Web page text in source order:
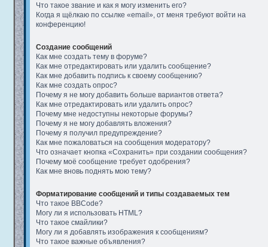
Что такое звание и как я могу изменить его?
Когда я щёлкаю по ссылке «email», от меня требуют войти на
конференцию!
Создание сообщений
Как мне создать тему в форуме?
Как мне отредактировать или удалить сообщение?
Как мне добавить подпись к своему сообщению?
Как мне создать опрос?
Почему я не могу добавить больше вариантов ответа?
Как мне отредактировать или удалить опрос?
Почему мне недоступны некоторые форумы?
Почему я не могу добавлять вложения?
Почему я получил предупреждение?
Как мне пожаловаться на сообщения модератору?
Что означает кнопка «Сохранить» при создании сообщения?
Почему моё сообщение требует одобрения?
Как мне вновь поднять мою тему?
Форматирование сообщений и типы создаваемых тем
Что такое BBCode?
Могу ли я использовать HTML?
Что такое смайлики?
Могу ли я добавлять изображения к сообщениям?
Что такое важные объявления?